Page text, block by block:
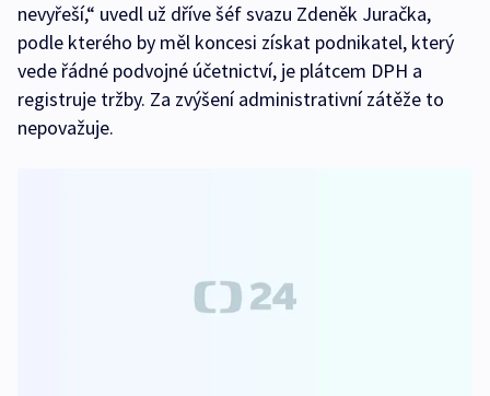
nevyřeší,“ uvedl už dříve šéf svazu Zdeněk Juračka,
podle kterého by měl koncesi získat podnikatel, který
vede řádné podvojné účetnictví, je plátcem DPH a
registruje tržby. Za zvýšení administrativní zátěže to
nepovažuje.